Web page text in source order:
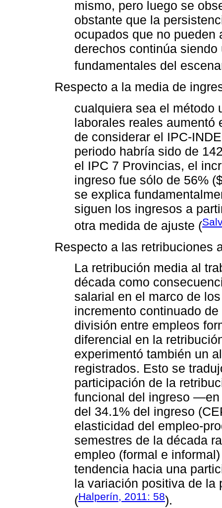
mismo, pero luego se
obstante que la
ocupados que no pueden
derechos continúa
fundamentales del
Respecto a la media de
cualquiera sea el método
laborales reales aumentó
de considerar el IPC-
periodo habría sido de
el IPC 7 Provincias, el
ingreso fue sólo de 56%
se explica
siguen los ingresos a
otra medida de ajuste (
Respecto a las retribuciones
La retribución media al
década como
salarial en el marco de
incremento continuado
división entre empleos
diferencial en la
experimentó también un
registrados. Esto se
participación de la
funcional del ingreso
del 34.1% del ingreso
elasticidad del empleo-
semestres de la década
empleo (formal e
tendencia hacia una
la variación positiva de la
(Halperín, 2011: 58).